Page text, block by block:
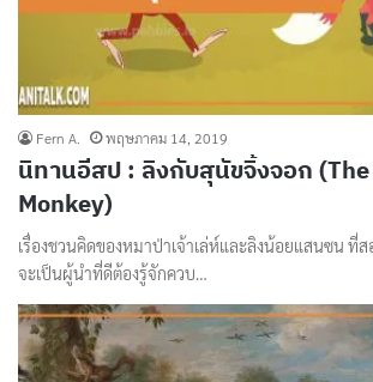
Fern A. พฤษภาคม 14, 2019
นิทานอีสป : ลิงกับสุนัขจิ้งจอก
Monkey)
เรื่องชวนคิดของหมาป่าเจ้าเล่ห์และลิงน้อยแสนซน ที่ส
จะเป็นผู้นำที่ดีต้องรู้จักควบ…